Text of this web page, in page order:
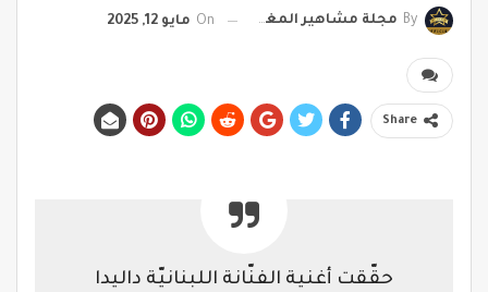
By مجلة مشاهير المغرب On مايو 12, 2025
Share
حقّقت أغنية الفنّانة اللبنانيّة داليدا